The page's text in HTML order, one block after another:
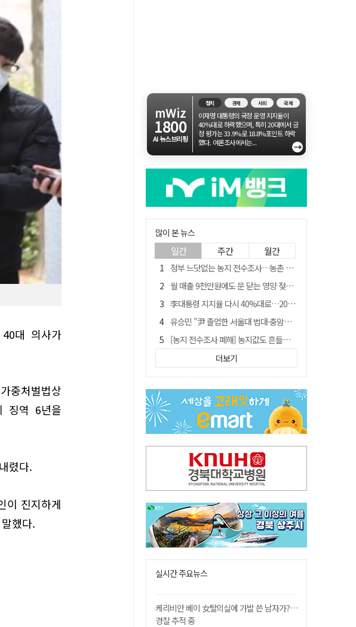
대 의사가
처벌법상
징역 6년을
렸다.
이 진지하게
했다.
mWiz
1800
AI 뉴스브리핑
정치 경제 사회 국제
이재명 대통령의 국정 운영 지지율이
40%대로 하락했으며, 특히 20대에서 긍
정 평가는 33.9%로 18.8%포인트 하락
했다. 여론조사에서는...
→
많이 본 뉴스
일간 주간 월간
정부 느닷없는 농지 전수조사…농촌 들쑤시는 '경자유전'의 칼날
월 매출 9천만원에도 문 닫는 영양 젖소농장… "일할 사람이 없어"
李대통령 지지율 다시 40%대로…20대는 18.8%p 급락
유승민 "尹 졸업한 서울대 법대·충암고도 없애야"…李 육사 통합 직격
[농지 전수조사 폐해] 농지값도 흔들리나…"도지 막히면 헐값 매물 나올 수도"
[농지 전수조사 폐해] '쌀 받고 논 내 준' 도지농 이제 어쩌나?
국민 51.9% "李 대통령 재판 재개 필요하다"
경북 영천시, 9월부터 11월까지 반값 여행 혜택 제공
아쉬운 태클
더보기
실시간 주요뉴스
케리비안 베이 女탈의실에 가발 쓴 남자가?…
경찰 추적 중